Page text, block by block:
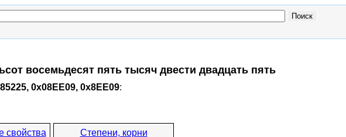
восемьдесят пять тысяч двести двадцать пять
0x08EE09, 0x8EE09:
свойства Степени, корни